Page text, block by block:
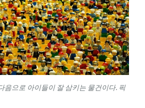
음으로 아이들이 잘 삼키는 물건이다. 픽